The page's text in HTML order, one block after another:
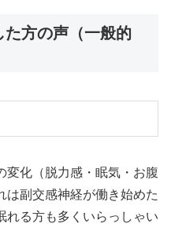
方の声（一般的
変化（脱力感・眠気・お腹
は副交感神経が働き始めた
れる方も多くいらっしゃい